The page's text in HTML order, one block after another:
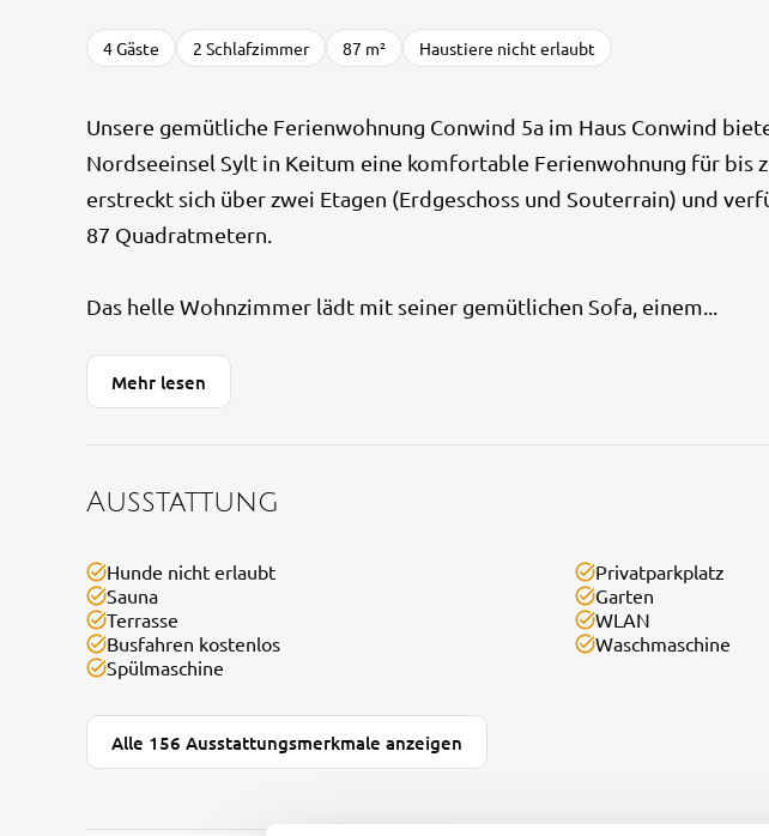
4 Gäste 2 Schlafzimmer 87 m² Haustiere nicht erlaubt
Unsere gemütliche Ferienwohnung Conwind 5a im Haus Conwind
Nordseeinsel Sylt in Keitum eine komfortable Ferienwohnung für bis
erstreckt sich über zwei Etagen (Erdgeschoss und Souterrain) und
87 Quadratmetern.
Das helle Wohnzimmer lädt mit seiner gemütlichen Sofa, einem...
Mehr lesen
Ausstattung
Hunde nicht erlaubt
Privatparkplatz
Sauna
Garten
Terrasse
WLAN
Busfahren kostenlos
Waschmaschine
Spülmaschine
Alle 156 Ausstattungsmerkmale anzeigen